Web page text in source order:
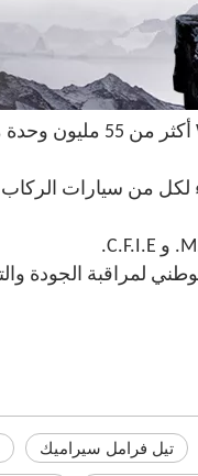
تيل فرامل سيراميك